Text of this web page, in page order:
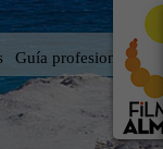
Guía profesional